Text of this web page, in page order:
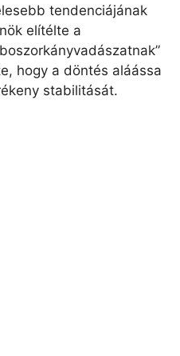
tendenciájának
elítélte a
hogy a döntés aláássa
stabilitását.